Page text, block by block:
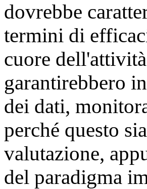
dovrebbe
termini di
cuore
garantirebbero
dei dati,
perché questo
valutazione,
del paradigma